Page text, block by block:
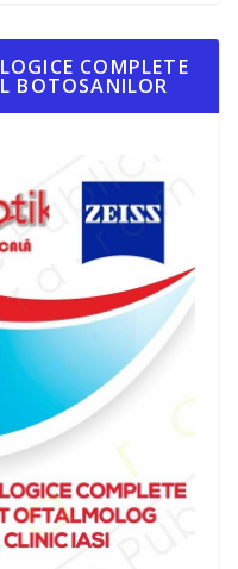
COMPLETE
BOTOSANILOR